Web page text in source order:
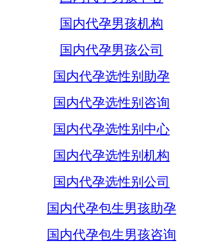
国内代孕男孩机构
国内代孕男孩公司
国内代孕选性别助孕
国内代孕选性别咨询
国内代孕选性别中心
国内代孕选性别机构
国内代孕选性别公司
国内代孕包生男孩助孕
国内代孕包生男孩咨询